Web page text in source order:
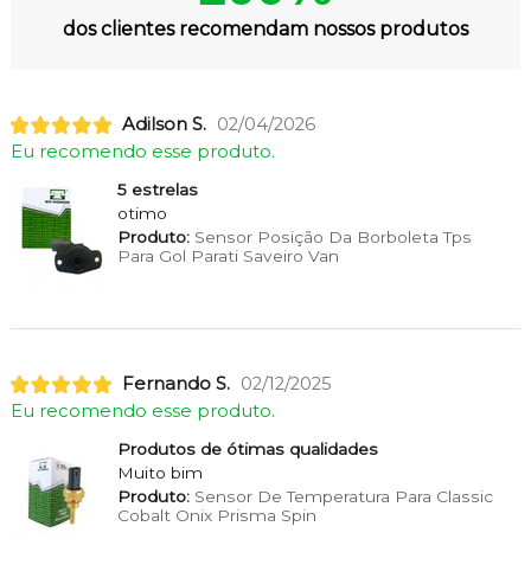
dos clientes recomendam nossos produtos
Adilson S. 02/04/2026
Eu recomendo esse produto.
5 estrelas
otimo
Produto:Sensor Posição Da Borboleta Tps
Para Gol Parati Saveiro Van
Fernando S. 02/12/2025
Eu recomendo esse produto.
Produtos de ótimas qualidades
Muito bim
Produto:Sensor De Temperatura Para Classic
Cobalt Onix Prisma Spin